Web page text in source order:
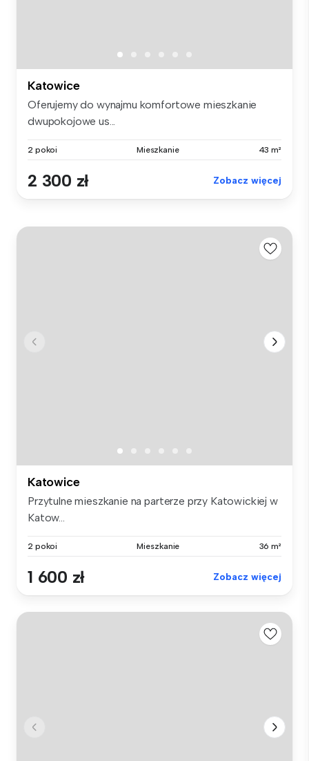
Katowice
Oferujemy do wynajmu komfortowe mieszkanie
dwupokojowe us...
2 pokoi Mieszkanie 43 m²
2 300 zł Zobacz więcej
Katowice
Przytulne mieszkanie na parterze przy Katowickiej w
Katow...
2 pokoi Mieszkanie 36 m²
1 600 zł Zobacz więcej